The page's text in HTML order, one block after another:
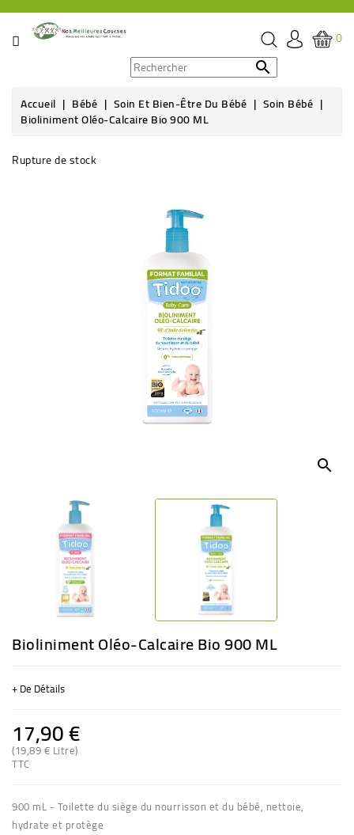
CATÉGORIE
ÉPICERIE
THÉ,
CAFÉ
0

Accueil Bébé Soin Et Bien-Être Du Bébé Soin Bébé
Bioliniment Oléo-Calcaire Bio 900 ML
Rupture de stock
search
Bioliniment Oléo-Calcaire Bio 900 ML
+ De Détails
17,90 €
(19,89 € Litre)
TTC
900 mL - Toilette du siège du nourrisson et du bébé, nettoie,
hydrate et protège